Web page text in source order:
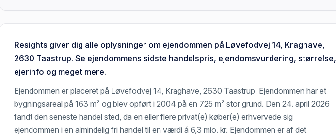
Resights giver dig alle oplysninger om ejendommen på Løvefodvej 14, Kraghave,
2630 Taastrup. Se ejendommens sidste handelspris, ejendomsvurdering, størrelse,
ejerinfo og meget mere.
Ejendommen er placeret på Løvefodvej 14, Kraghave, 2630 Taastrup. Ejendommen har et
bygningsareal på 163 m² og blev opført i 2004 på en 725 m² stor grund. Den 24. april 2026
fandt den seneste handel sted, da en eller flere privat(e) køber(e) erhvervede sig
ejendommen i en almindelig fri handel til en værdi á 6,3 mio. kr. Ejendommen er af det